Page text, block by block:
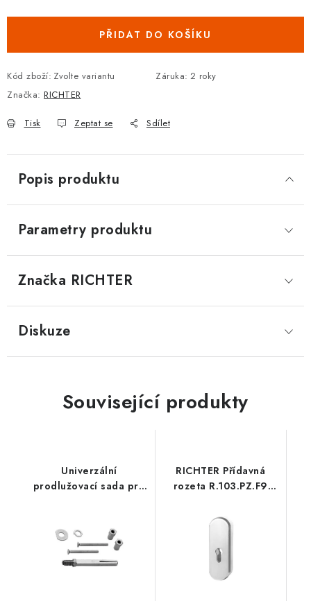
POKLADNIČKY NA ZÁMEK
TREZORY
Kontakt O nás OP
PŘIDAT DO KOŠÍKU
Kód zboží: Zvolte variantu Záruka: 2 roky
Značka: RICHTER
Tisk Zeptat se Sdílet
Popis produktu
Parametry produktu
Značka RICHTER
Diskuze
Související produkty
Univerzální
prodlužovací sada pro
RICHTER Přídavná
rozeta R.103.PZ.F9